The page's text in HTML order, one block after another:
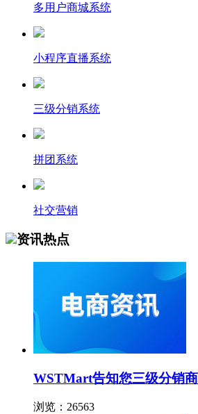
多用户商城系统
小程序直播系统
三级分销系统
拼团系统
社交营销
资讯热点
WSTMart告知您三级分销
浏览：26563